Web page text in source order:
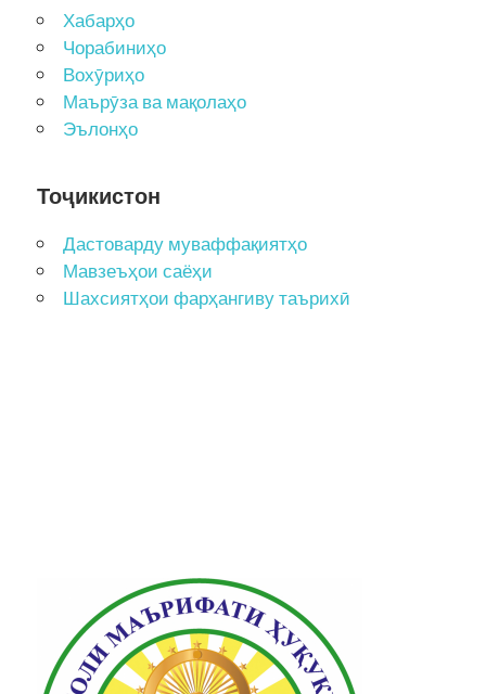
Хабарҳо
Чорабиниҳо
Вохӯриҳо
Маърӯза ва мақолаҳо
Эълонҳо
Тоҷикистон
Дастоварду муваффақиятҳо
Мавзеъҳои саёҳи
Шахсиятҳои фарҳангиву таърихӣ